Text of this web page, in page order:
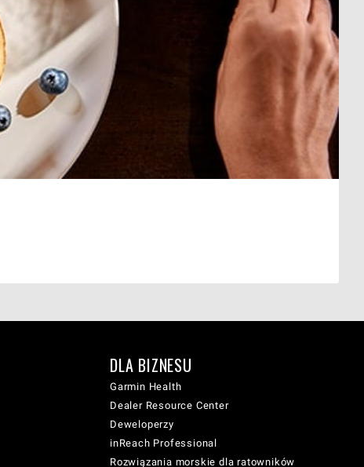
DLA BIZNESU
Garmin Health
Dealer Resource Center
Deweloperzy
inReach Professional
Rozwiązania morskie dla ratowników